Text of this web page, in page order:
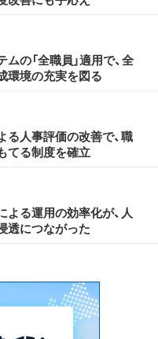
の「全職員」適用で、全
環境の充実を図る
る人事評価の改善で、職
てる制度を確立
よる運用の効率化が、人
透につながった